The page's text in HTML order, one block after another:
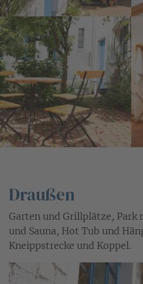
Draußen
Garten und Grillplätze, Park
und Sauna, Hot Tub und
Kneippstrecke und Koppel.